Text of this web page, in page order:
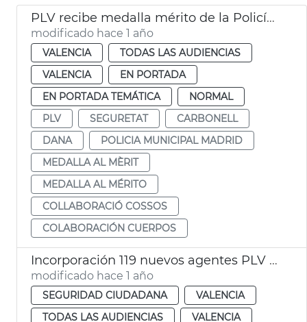
PLV recibe medalla mérito de la Policía Municipal Madrid por labor dana
modificado hace 1 año
VALENCIA
TODAS LAS AUDIENCIAS
VALENCIA
EN PORTADA
EN PORTADA TEMÁTICA
NORMAL
PLV
SEGURETAT
CARBONELL
DANA
POLICIA MUNICIPAL MADRID
MEDALLA AL MÈRIT
MEDALLA AL MÉRITO
COLLABORACIÓ COSSOS
COLABORACIÓN CUERPOS
Incorporación 119 nuevos agentes PLV de Barrio
modificado hace 1 año
SEGURIDAD CIUDADANA
VALENCIA
TODAS LAS AUDIENCIAS
VALENCIA